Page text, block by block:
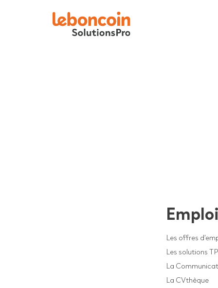
Les offres
Les solutions
La
La CVthèque